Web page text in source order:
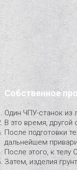
Собственное
Один ЧПУ-станок из
В это время, другой
После подготовки
дальнейшем
После этого, к телу
Затем, изделия